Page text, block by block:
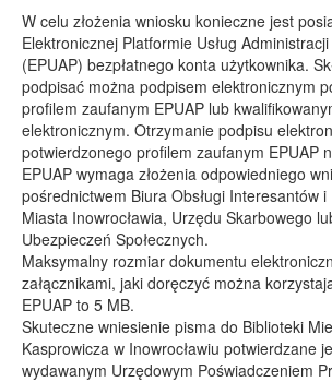
W celu złożenia wniosku konieczne jest
Elektronicznej Platformie Usług
(EPUAP) bezpłatnego konta użytkownika.
podpisać można podpisem elektronicznym
profilem zaufanym EPUAP lub
elektronicznym. Otrzymanie podpisu
potwierdzonego profilem zaufanym EPUAP
EPUAP wymaga złożenia odpowiedniego
pośrednictwem Biura Obsługi Interesantów
Miasta Inowrocławia, Urzędu Skarbowego
Ubezpieczeń Społecznych.
Maksymalny rozmiar dokumentu
załącznikami, jaki doręczyć można
EPUAP to 5 MB.
Skuteczne wniesienie pisma do Biblioteki
Kasprowicza w Inowrocławiu potwierdzane
wydawanym Urzędowym Poświadczeniem